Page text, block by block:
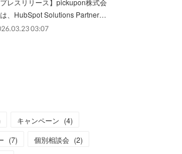
プレスリリース】pickupon株式会
、HubSpot Solutions Partner…
03:07
キャンペーン (4)
(7) 個別相談会 (2)